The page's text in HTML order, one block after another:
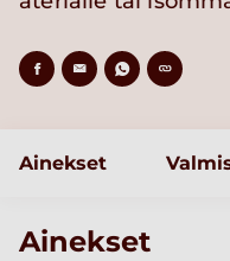
Ainekset
Ainekset